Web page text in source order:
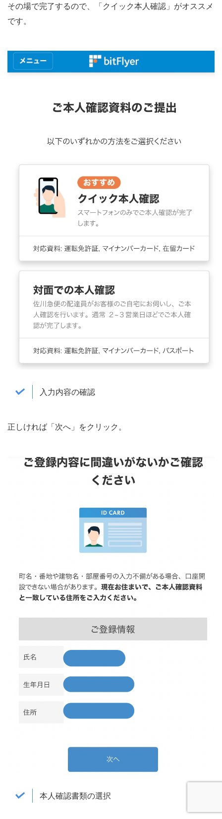
その場で完了するので、「クイック本人確認」がオススメ
です。
入力内容の確認
正しければ「次へ」をクリック。
本人確認書類の選択